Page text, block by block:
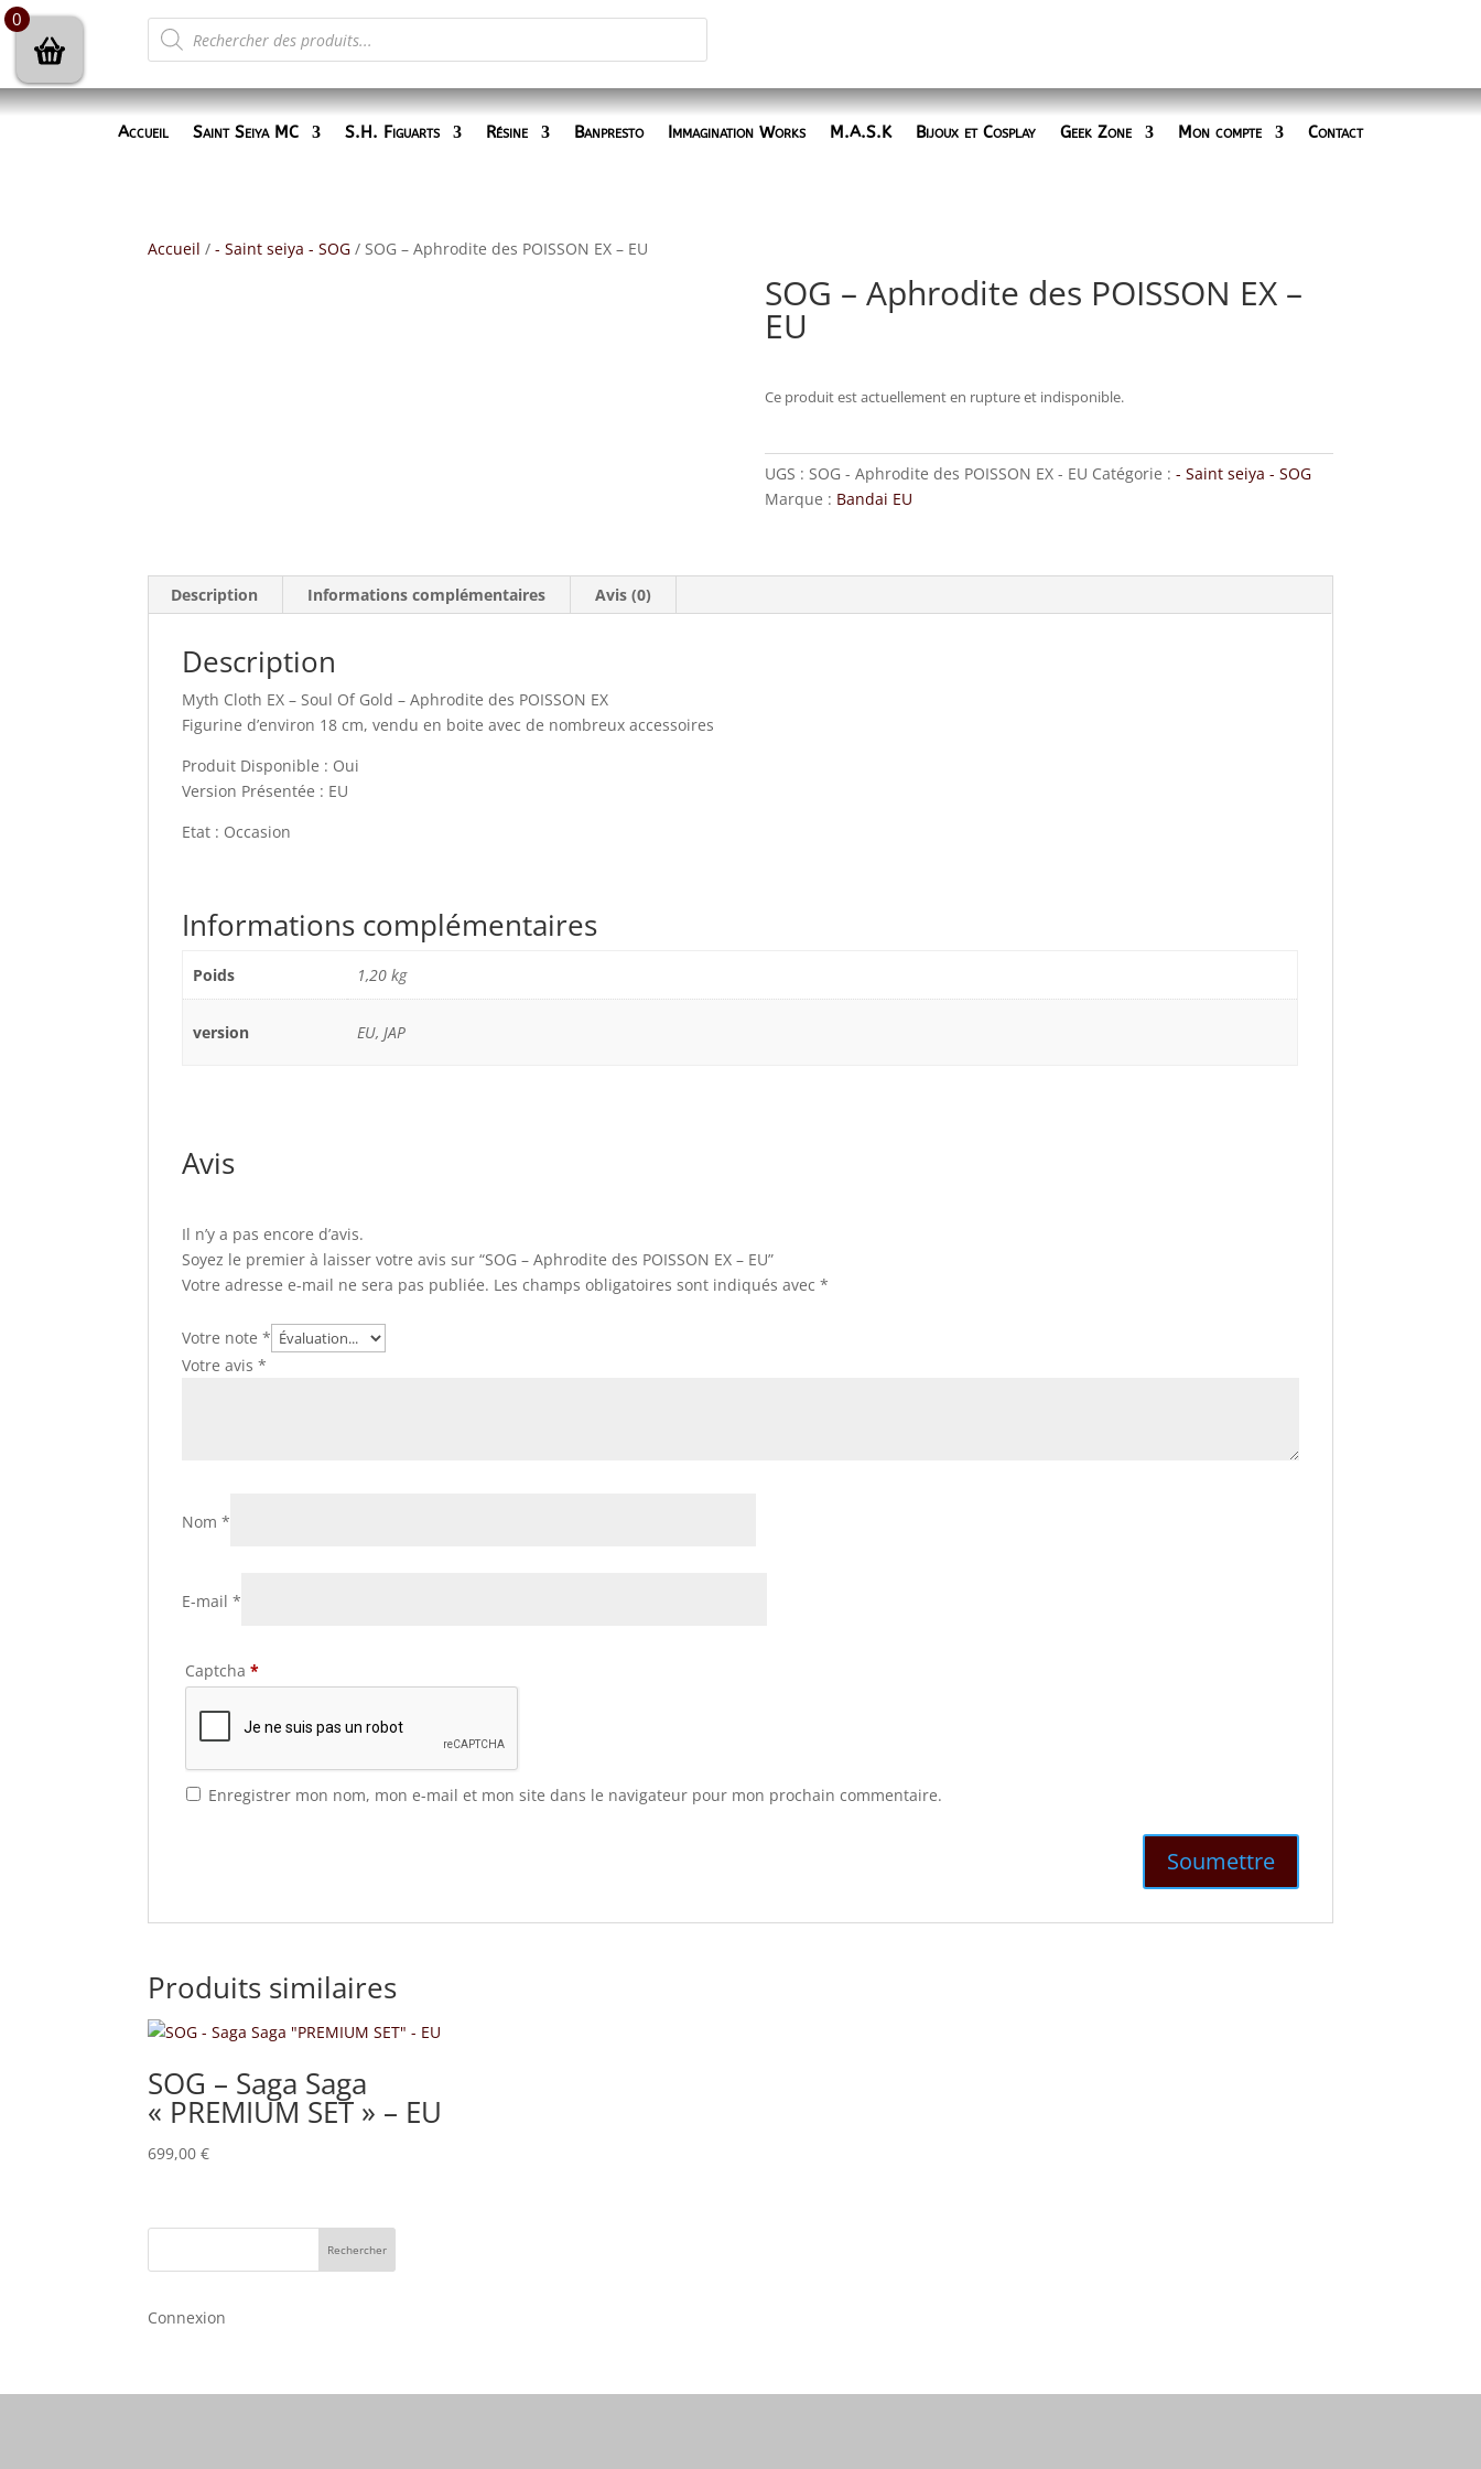
Recherche
de
produits
Accueil Saint Seiya MC S.H. Figuarts Résine Banpresto Immagination Works M.A.S.K Bijoux et Cosplay Geek Zone Mon compte Contact
Accueil /- Saint seiya - SOG / SOG – Aphrodite des POISSON EX – EU
SOG – Aphrodite des POISSON EX –
EU
Ce produit est actuellement en rupture et indisponible.
UGS : SOG - Aphrodite des POISSON EX - EU Catégorie : - Saint seiya - SOG
Marque : Bandai EU
Description Informations complémentaires Avis (0)
Description
Myth Cloth EX – Soul Of Gold – Aphrodite des POISSON EX
Figurine d’environ 18 cm, vendu en boite avec de nombreux accessoires
Produit Disponible : Oui
Version Présentée : EU
Etat : Occasion
Informations complémentaires
Poids 1,20 kg
version EU, JAP
Avis
Il n’y a pas encore d’avis.
Soyez le premier à laisser votre avis sur “SOG – Aphrodite des POISSON EX – EU”
Votre adresse e-mail ne sera pas publiée. Les champs obligatoires sont indiqués avec*
Votre note*
Votre avis*
Nom*
E-mail*
Captcha*
Enregistrer mon nom, mon e-mail et mon site dans le navigateur pour mon prochain commentaire.
Produits similaires
SOG – Saga Saga
« PREMIUM SET » – EU
699,00€
Rechercher
Connexion
0